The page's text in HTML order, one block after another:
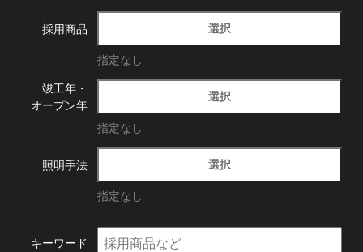
採用商品 選択
指定なし
竣工年・
オープン年
選択
指定なし
照明手法 選択
指定なし
キーワード